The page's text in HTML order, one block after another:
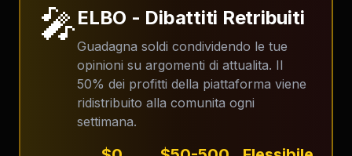
🎤ELBO - Dibattiti Retribuiti
Guadagna soldi condividendo le tue
opinioni su argomenti di attualita. Il
50% dei profitti della piattaforma viene
ridistribuito alla comunita ogni
settimana.